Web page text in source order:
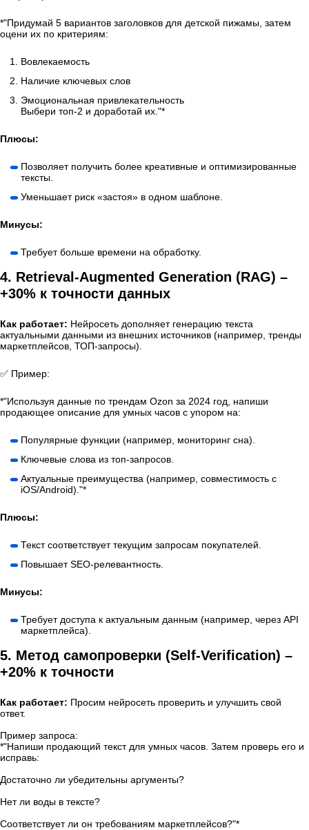
*"Придумай 5 вариантов заголовков для детской пижамы, затем
оцени их по критериям:
Вовлекаемость
Наличие ключевых слов
Эмоциональная привлекательность
Выбери топ-2 и доработай их."*
Плюсы:
Позволяет получить более креативные и оптимизированные
тексты.
Уменьшает риск «застоя» в одном шаблоне.
Минусы:
Требует больше времени на обработку.
4. Retrieval-Augmented Generation (RAG) –
+30% к точности данных
Как работает: Нейросеть дополняет генерацию текста
актуальными данными из внешних источников (например, тренды
маркетплейсов, ТОП-запросы).
✅ Пример:
*"Используя данные по трендам Ozon за 2024 год, напиши
продающее описание для умных часов с упором на:
Популярные функции (например, мониторинг сна).
Ключевые слова из топ-запросов.
Актуальные преимущества (например, совместимость с
iOS/Android)."*
Плюсы:
Текст соответствует текущим запросам покупателей.
Повышает SEO-релевантность.
Минусы:
Требует доступа к актуальным данным (например, через API
маркетплейса).
5. Метод самопроверки (Self-Verification) –
+20% к точности
Как работает: Просим нейросеть проверить и улучшить свой
ответ.
Пример запроса:
*"Напиши продающий текст для умных часов. Затем проверь его и
исправь:
Достаточно ли убедительны аргументы?
Нет ли воды в тексте?
Соответствует ли он требованиям маркетплейсов?"*